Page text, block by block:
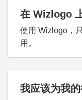
在 Wizlogo
使用 Wizlogo，
用。
我应该为我